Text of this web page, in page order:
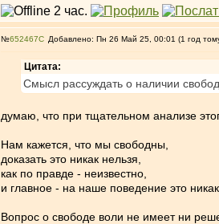
№652467 Добавлено: Пн 26 Май 25, 00:01 (1 год
Цитата:
Смысл рассуждать о наличии
думаю, что при тщательном анализе
Нам кажется, что мы свободны,
доказать это никак нельзя,
как по правде - неизвестно,
и главное - на наше поведение это
Вопрос о свободе воли не имеет ни